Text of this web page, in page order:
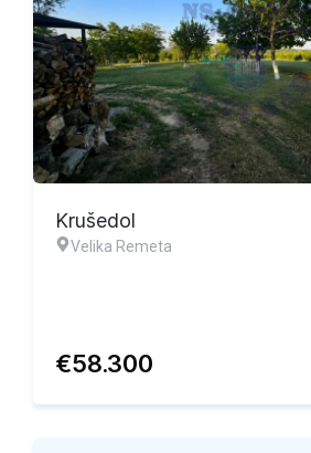
Ekskluzivna ponuda
Krušedol
Velika Remeta
€58.300